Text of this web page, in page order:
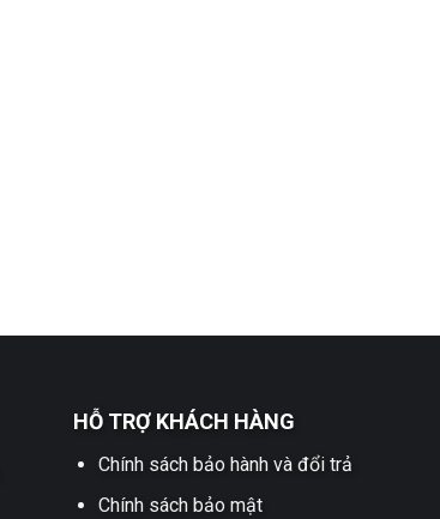
HỖ TRỢ KHÁCH HÀNG
Chính sách bảo hành và đổi trả
Chính sách bảo mật